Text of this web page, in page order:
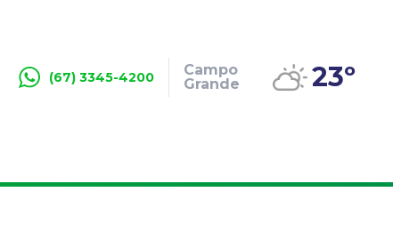
(67) 3345-4200
Campo
Grande
23º